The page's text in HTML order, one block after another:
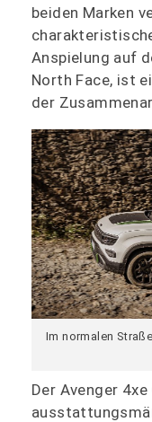
beiden Marken
Anspielung auf
North Face, ist
der
Im normalen
Der Avenger